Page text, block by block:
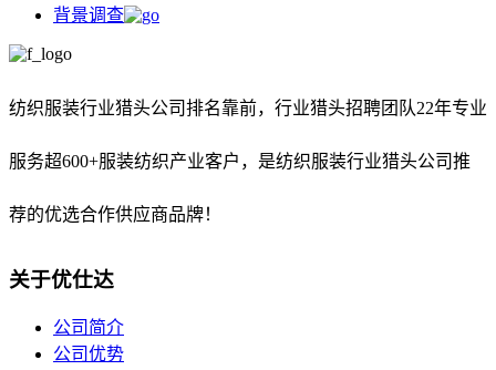
背景调查
纺织服装行业猎头公司排名靠前， 行业猎头招聘团队22年专业
服务超600+服装纺织产业客户，是纺织服装行业猎头公司推
荐的优选合作供应商品牌！
关于优仕达
公司简介
公司优势